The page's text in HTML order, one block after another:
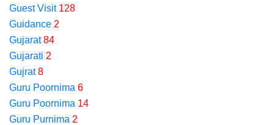
Guest Visit 128
Guidance 2
Gujarat 84
Gujarati 2
Gujrat 8
Guru Poornima 6
Guru Poornima 14
Guru Purnima 2